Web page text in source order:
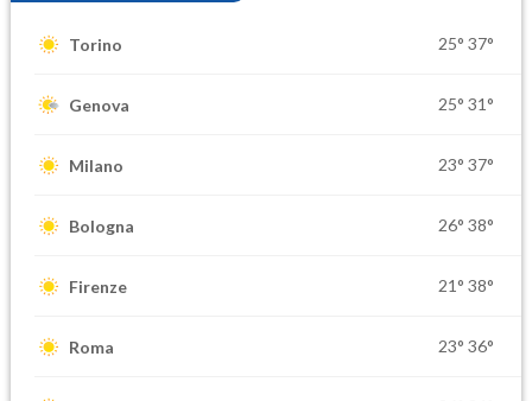
Torino 25° 37°
Genova 25° 31°
Milano 23° 37°
Bologna 26° 38°
Firenze 21° 38°
Roma 23° 36°